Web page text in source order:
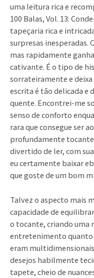
uma leitura rica e
100 Balas, Vol. 13:
tapeçaria rica e
surpresas inesperadas.
mas rapidamente
cativante. É o tipo de
sorrateiramente e
escrita é tão delicada e
quente. Encontrei-me
senso de conforto
rara que consegue ser
profundamente
divertido de ler, com
eu certamente baixar
que goste de um bom
Talvez o aspecto mais
capacidade de
o tocante, criando uma
entretenimento quanto
eram
desejos habilmente
tapete, cheio de